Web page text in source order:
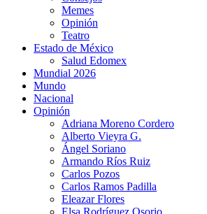
Memes
Opinión
Teatro
Estado de México
Salud Edomex
Mundial 2026
Mundo
Nacional
Opinión
Adriana Moreno Cordero
Alberto Vieyra G.
Ángel Soriano
Armando Ríos Ruiz
Carlos Pozos
Carlos Ramos Padilla
Eleazar Flores
Elsa Rodríguez Osorio